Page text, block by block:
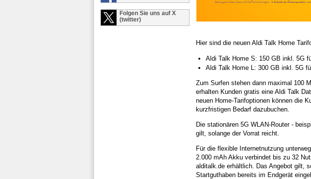
Folgen Sie uns auf X
(twitter)
Hier sind die neuen Aldi Talk Home
Aldi Talk Home S: 150 GB inkl. 5G
Aldi Talk Home L: 300 GB inkl. 5G
Zum Surfen stehen dann maximal 100
erhalten Kunden gratis eine Aldi Talk
neuen Home-Tarifoptionen können die
kurzfristigen Bedarf dazubuchen.
Die stationären 5G WLAN-Router -
gilt, solange der Vorrat reicht.
Für die flexible Internetnutzung
2.000 mAh Akku verbindet bis zu 32
alditalk.de erhältlich. Das Angebot gilt,
Startguthaben bereits im Endgerät